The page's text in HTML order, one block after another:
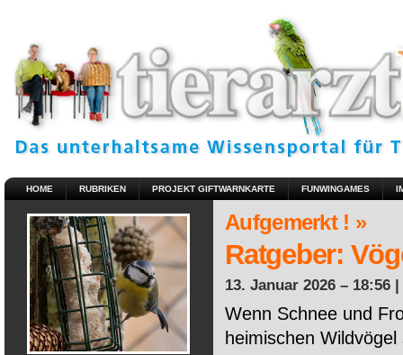
HOME RUBRIKEN PROJEKT GIFTWARNKARTE FUNWINGAMES
Aufgemerkt ! »
Ratgeber:
13. Januar 2026 – 18:56 |
Wenn Schnee und
heimischen